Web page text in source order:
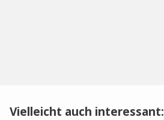
Vielleicht auch interessant: